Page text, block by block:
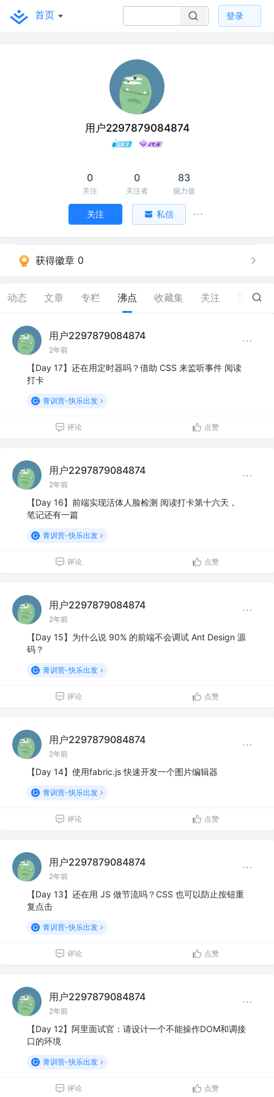
首页 登录
用户2297879084874
0
关注
0
关注者
83
掘力值
关注 私信
获得徽章 0
动态 文章 专栏 沸点 收藏集 关注 0
用户2297879084874
2年前
【Day 17】还在用定时器吗？借助 CSS 来监听事件 阅读
打卡
青训营-快乐出发
评论 点赞
用户2297879084874
2年前
【Day 16】前端实现活体人脸检测 阅读打卡第十六天，
笔记还有一篇
青训营-快乐出发
评论 点赞
用户2297879084874
2年前
【Day 15】为什么说 90% 的前端不会调试 Ant Design 源
码？
青训营-快乐出发
评论 点赞
用户2297879084874
2年前
【Day 14】使用fabric.js 快速开发一个图片编辑器
青训营-快乐出发
评论 点赞
用户2297879084874
2年前
【Day 13】还在用 JS 做节流吗？CSS 也可以防止按钮重
复点击
青训营-快乐出发
评论 点赞
用户2297879084874
2年前
【Day 12】阿里面试官：请设计一个不能操作DOM和调接
口的环境
青训营-快乐出发
评论 点赞